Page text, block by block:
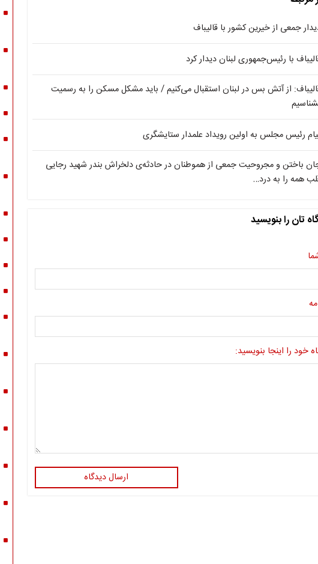
جمعی از خیرین کشور با قالیباف
با رئیس‌جمهوری لبنان دیدار کرد
از آتش بس در لبنان استقبال می‌کنیم / باید مشکل مسکن را به رسمیت
رئیس مجلس به اولین رویداد علمدار ستایشگری
باختن و مجروحیت جمعی از هموطنان در حادثه‌ی دلخراش بندر شهید رجایی
همه را به درد…
تان را بنویسید
خود را اینجا بنویسید:
ارسال دیدگاه